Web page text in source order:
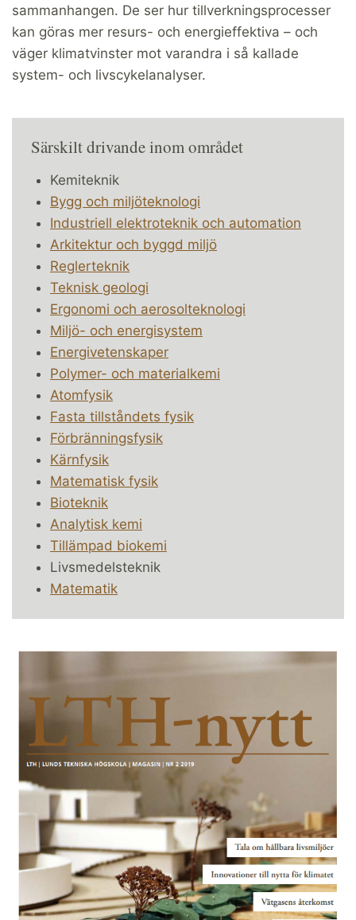
sammanhangen. De ser hur tillverkningsprocesser
kan göras mer resurs- och energieffektiva – och
väger klimatvinster mot varandra i så kallade
system- och livscykelanalyser.
Särskilt drivande inom området
Kemiteknik
Bygg och miljöteknologi
Industriell elektroteknik och automation
Arkitektur och byggd miljö
Reglerteknik
Teknisk geologi
Ergonomi och aerosolteknologi
Miljö- och energisystem
Energivetenskaper
Polymer- och materialkemi
Atomfysik
Fasta tillståndets fysik
Förbränningsfysik
Kärnfysik
Matematisk fysik
Bioteknik
Analytisk kemi
Tillämpad biokemi
Livsmedelsteknik
Matematik